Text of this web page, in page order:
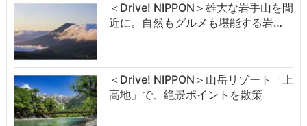
＜Drive! NIPPON＞雄大な岩手山を間
近に。自然もグルメも堪能する岩…
＜Drive! NIPPON＞山岳リゾート「上
高地」で、絶景ポイントを散策